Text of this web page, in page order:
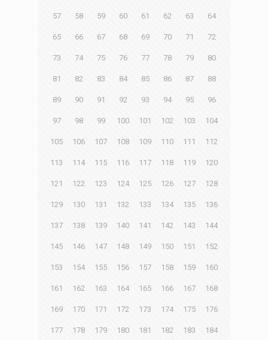
57 58 59 60 61 62 63 64
65 66 67 68 69 70 71 72
73 74 75 76 77 78 79 80
81 82 83 84 85 86 87 88
89 90 91 92 93 94 95 96
97 98 99 100 101 102 103 104
105 106 107 108 109 110 111 112
113 114 115 116 117 118 119 120
121 122 123 124 125 126 127 128
129 130 131 132 133 134 135 136
137 138 139 140 141 142 143 144
145 146 147 148 149 150 151 152
153 154 155 156 157 158 159 160
161 162 163 164 165 166 167 168
169 170 171 172 173 174 175 176
177 178 179 180 181 182 183 184